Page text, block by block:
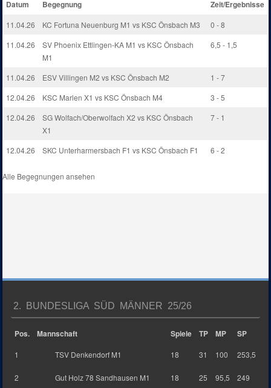
Datum Begegnung Zeit/Ergebnisse
11.04.26 KC Fortuna Neuenburg M1 vs KSC Önsbach M3
0 - 8
11.04.26
SV Phoenix Ettlingen-KA M1 vs KSC Önsbach
M1
6,5 - 1,5
11.04.26 ESV Villingen M2 vs KSC Önsbach M2
1 - 7
12.04.26
KSC Marlen X1 vs KSC Önsbach M4
3 - 5
12.04.26
SG Wolfach/Oberwolfach X2 vs KSC Önsbach
X1
7 - 1
12.04.26 SKC Unterharmersbach F1 vs KSC Önsbach F1 6 - 2
Alle Begegnungen ansehen
2. BUNDESLIGA SÜD MÄNNER 25/26
Pos. Mannschaft Spiele TP MP SP
1 TSV Denkendorf M1 18 31 100 253,5
2 Gut Holz 78 Sandhausen M1 18 25 95,5 249